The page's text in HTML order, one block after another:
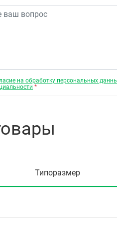
на обработку персональных
*
Типоразмер